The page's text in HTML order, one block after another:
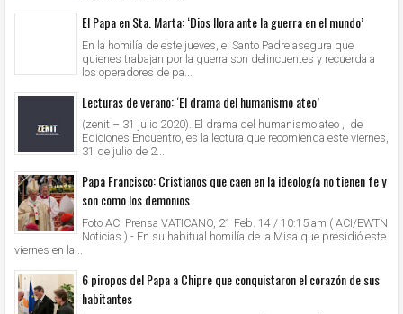
El Papa en Sta. Marta: ‘Dios llora ante la guerra en el mundo’
En la homilía de este jueves, el Santo Padre asegura que
quienes trabajan por la guerra son delincuentes y recuerda a
los operadores de pa...
Lecturas de verano: ‘El drama del humanismo ateo’
(zenit – 31 julio 2020). El drama del humanismo ateo , de
Ediciones Encuentro, es la lectura que recomienda este viernes,
31 de julio de 2...
Papa Francisco: Cristianos que caen en la ideología no tienen fe y
son como los demonios
Foto ACI Prensa VATICANO, 21 Feb. 14 / 10:15 am ( ACI/EWTN
Noticias ).- En su habitual homilía de la Misa que presidió este
viernes en la...
6 piropos del Papa a Chipre que conquistaron el corazón de sus
habitantes